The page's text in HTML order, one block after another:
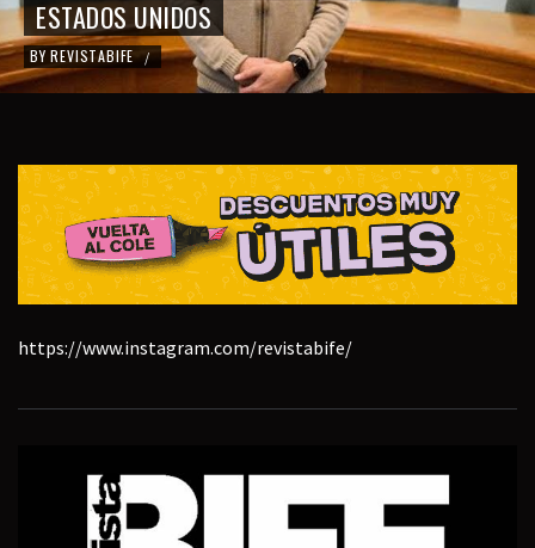
ESTADOS UNIDOS
BY REVISTABIFE /
https://www.instagram.com/revistabife/